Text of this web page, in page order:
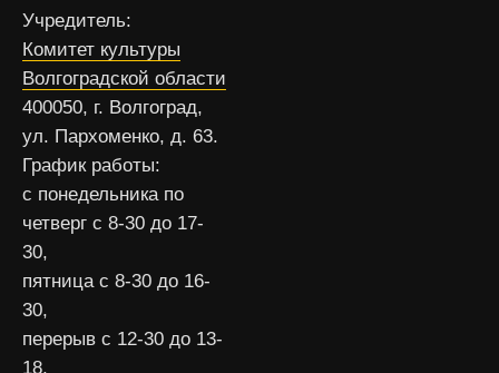
Учредитель:
Комитет культуры
Волгоградской области
400050, г. Волгоград,
ул. Пархоменко, д. 63.
График работы:
с понедельника по
четверг с 8-30 до 17-
30,
пятница с 8-30 до 16-
30,
перерыв с 12-30 до 13-
18,